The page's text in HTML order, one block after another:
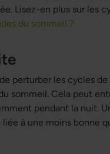
Lisez-en plus sur les
du sommeil ?
perturber les cycles
sommeil. Cela peut
pendant la nuit.
à une moins bonne